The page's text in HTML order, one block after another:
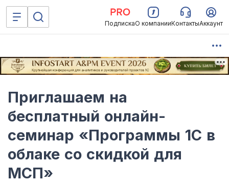
ПодпискаО компанииКонтактыАккаунт
Приглашаем на
бесплатный онлайн-
семинар «Программы 1С в
облаке со скидкой для
МСП»